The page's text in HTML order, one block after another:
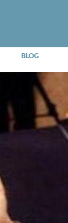
BLOG